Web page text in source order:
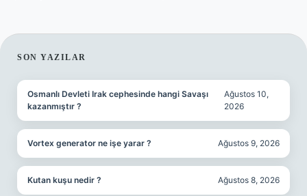
SIDEBAR
SON YAZILAR
Osmanlı Devleti Irak cephesinde hangi Savaşı
kazanmıştır ?
Ağustos 10,
2026
Vortex generator ne işe yarar ? Ağustos 9, 2026
Kutan kuşu nedir ? Ağustos 8, 2026